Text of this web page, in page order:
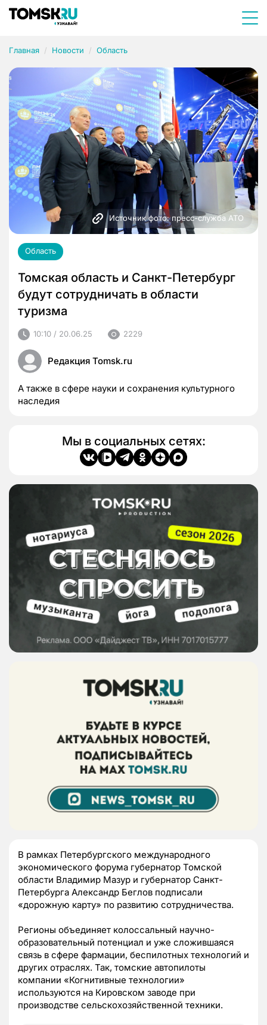
Главная Новости Область
Источник фото: пресс-служба АТО
Область
Томская область и Санкт-Петербург
будут сотрудничать в области
туризма
10:10 / 20.06.25 2229
Редакция Tomsk.ru
А также в сфере науки и сохранения культурного
наследия
Мы в социальных сетях:
В рамках Петербургского международного
экономического форума губернатор Томской
области Владимир Мазур и губернатор Санкт-
Петербурга Александр Беглов подписали
«дорожную карту» по развитию сотрудничества.
Регионы объединяет колоссальный научно-
образовательный потенциал и уже сложившаяся
связь в сфере фармации, беспилотных технологий и
других отраслях. Так, томские автопилоты
компании «Когнитивные технологии»
используются на Кировском заводе при
производстве сельскохозяйственной техники.